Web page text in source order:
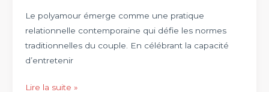
Le polyamour émerge comme une pratique
relationnelle contemporaine qui défie les normes
traditionnelles du couple. En célébrant la capacité
d’entretenir
Le
Lire la suite »